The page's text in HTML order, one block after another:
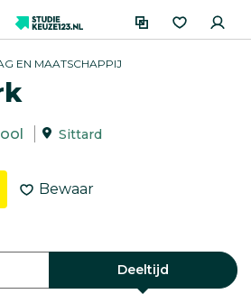
EN MAATSCHAPPIJ
Sittard
Bewaar
Deeltijd